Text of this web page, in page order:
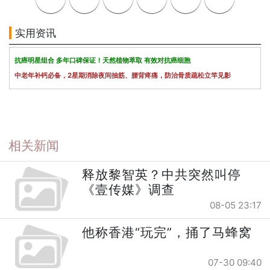
实用资讯
抗癌明星组合 多年口碑保证！天然植物萃取 有效对抗癌细胞
中老年补钙必备，2星期消除夜间抽筋、腰背疼痛，防治骨质疏松立竿见影
相关新闻
释放黎智英？中共突然叫停
《壹传媒》调查
08-05 23:17
他称香港“玩完”，捅了马蜂窝
07-30 09:40